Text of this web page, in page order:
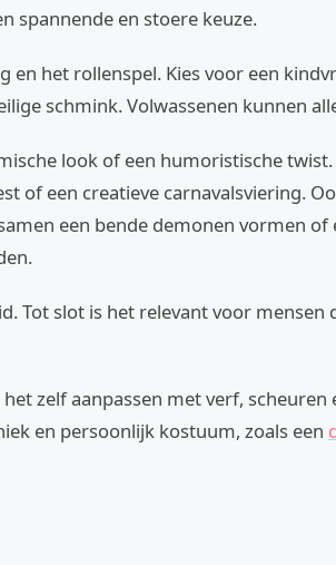
spannende en stoere keuze.
en het rollenspel. Kies voor een
schmink. Volwassenen kunnen
look of een humoristische
of een creatieve carnavalsviering.
een bende demonen vormen of
Tot slot is het relevant voor mensen
zelf aanpassen met verf, scheuren
en persoonlijk kostuum, zoals een